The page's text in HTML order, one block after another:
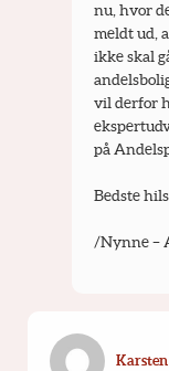
nu, hvor
meldt ud,
ikke skal
vil derfor
på
Bedste
/Nynne –